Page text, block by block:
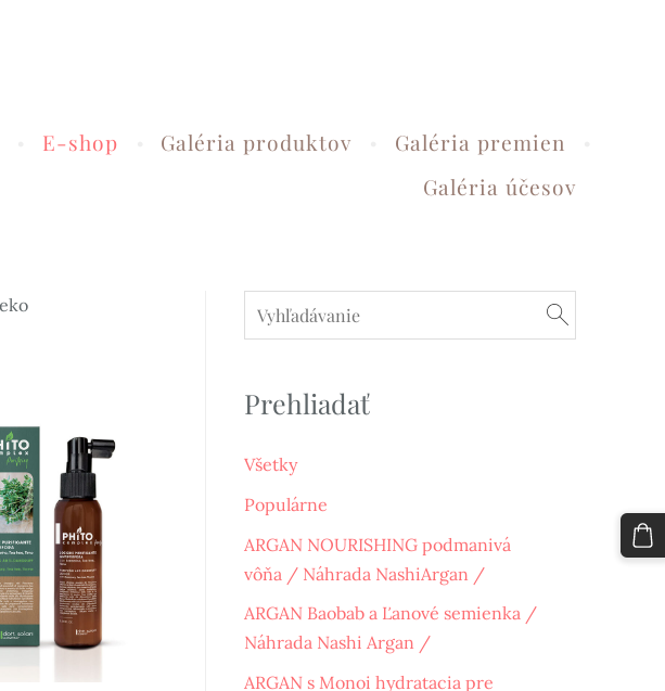
E-shop Galéria produktov
Galéria premien
Galéria účesov
Prehliadať
Všetky
Populárne
ARGAN NOURISHING podmanivá
vôňa / Náhrada NashiArgan /
ARGAN Baobab a Ľanové semienka /
Náhrada Nashi Argan /
ARGAN s Monoi hydratacia pre